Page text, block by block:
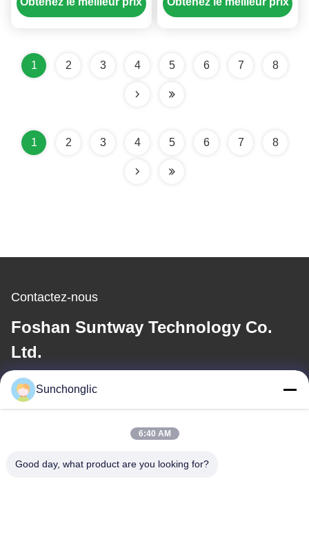
1 2 3 4 5 6 7 8
1 2 3 4 5 6 7 8
Contactez-nous
Foshan Suntway Technology Co.
Ltd.
E-mail
Notre adresse
Sunchonglic
6:40 AM
Good day, what product are you looking for?